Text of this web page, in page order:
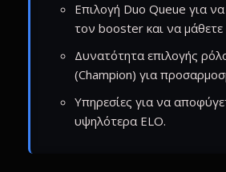
Επιλογή Duo Queue για να
τον booster και να
Δυνατότητα επιλογής
(Champion) για
Υπηρεσίες για να
υψηλότερα ELO.